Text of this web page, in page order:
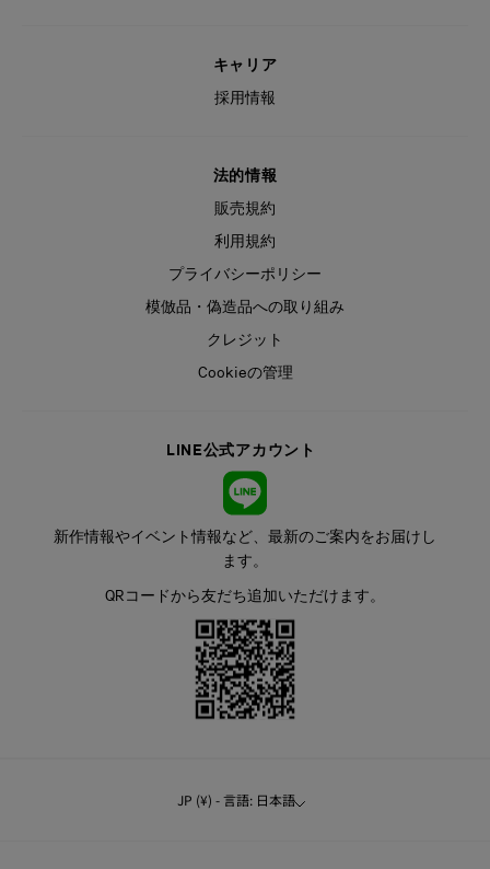
キャリア
採用情報
法的情報
販売規約
利用規約
プライバシーポリシー
模倣品・偽造品への取り組み
クレジット
Cookieの管理
LINE公式アカウント
新作情報やイベント情報など、最新のご案内をお届けし
ます。
QRコードから友だち追加いただけます。
JP (¥) - 言語: 日本語